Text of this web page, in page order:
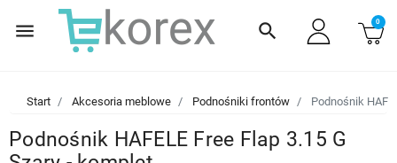
menu search 0
Start Akcesoria meblowe Podnośniki frontów Podnośnik
Podnośnik HAFELE Free Flap 3.15 G